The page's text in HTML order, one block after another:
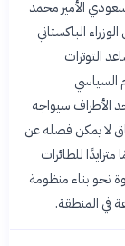
الأمير محمد
الباكستاني
التوترات
السياسي
الأطراف سيواجه
لا يمكن فصله عن
للطائرات
نحو بناء منظومة
في المنطقة.